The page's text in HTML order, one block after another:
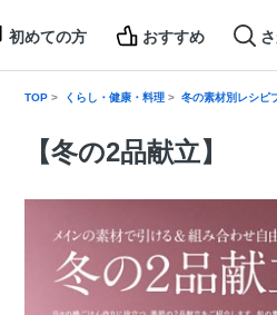
初めての方 おすすめ
TOP くらし・健康・料理 冬の素材別レシピ
【冬の2品献立】